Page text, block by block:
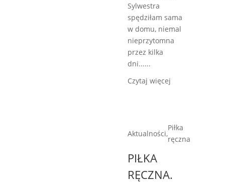
Sylwestra
spędziłam sama
w domu, niemal
nieprzytomna
przez kilka
dni......
Czytaj więcej
Aktualności,
Piłka
ręczna
PIŁKA
RĘCZNA.